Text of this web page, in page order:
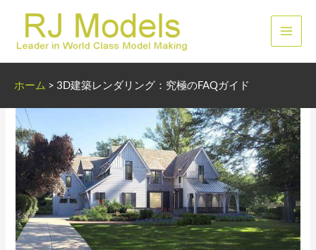
プ
メ
メ
ニ
ュ
ー
ホーム > 3D建築レンダリング：究極のFAQガイド